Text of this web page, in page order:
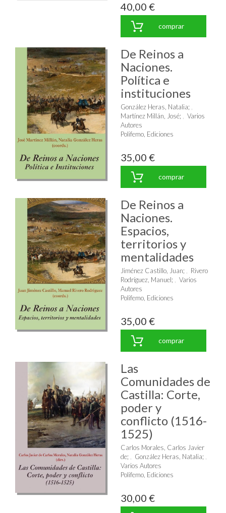
40,00 €
comprar
De Reinos a
Naciones.
Política e
instituciones
González Heras, Natalia;
Martínez Millán, José;
Varios
Autores
Polifemo, Ediciones
35,00 €
comprar
De Reinos a
Naciones.
Espacios,
territorios y
mentalidades
Jiménez Castillo, Juan;
Rivero
Rodríguez, Manuel;
Varios
Autores
Polifemo, Ediciones
35,00 €
comprar
Las
Comunidades de
Castilla: Corte,
poder y
conflicto (1516-
1525)
Carlos Morales, Carlos Javier
de; González Heras, Natalia;
Varios Autores
Polifemo, Ediciones
30,00 €